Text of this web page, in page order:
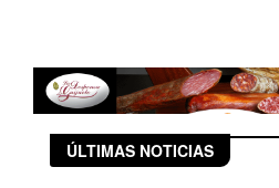
ÚLTIMAS NOTICIAS